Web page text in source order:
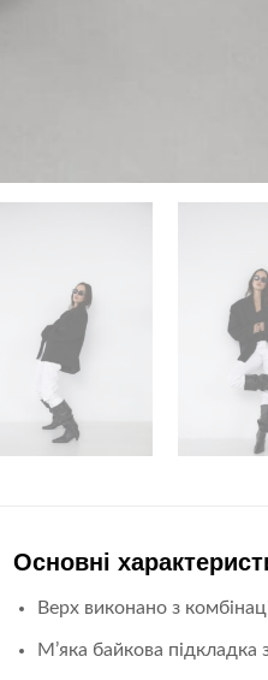
Основні
Верх виконано з
М’яка байкова